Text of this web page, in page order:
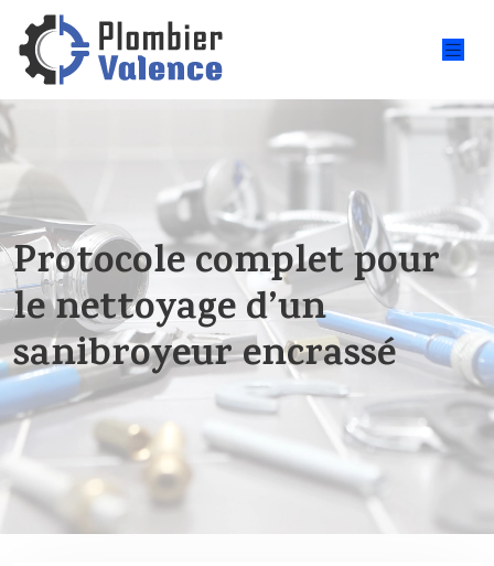
Protocole complet pour
le nettoyage d’un
sanibroyeur encrassé